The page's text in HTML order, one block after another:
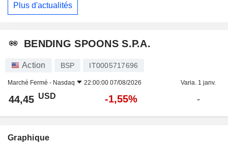
Plus d'actualités
BENDING SPOONS S.P.A.
Action BSP IT0005717696
Marché Fermé - Nasdaq 22:00:00 07/08/2026 Varia. 1 janv.
44,45 USD -1,55% -
Graphique